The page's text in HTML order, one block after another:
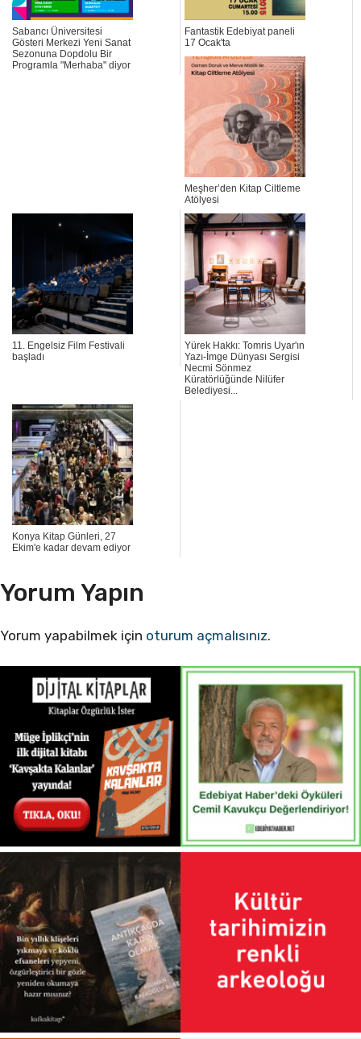
Sabancı Üniversitesi
Gösteri Merkezi Yeni Sanat
Sezonuna Dopdolu Bir
Programla "Merhaba" diyor
Fantastik Edebiyat paneli
17 Ocak'ta
Meşher’den Kitap Ciltleme
Atölyesi
11. Engelsiz Film Festivali
başladı
Yürek Hakkı: Tomris Uyar'ın
Yazı-İmge Dünyası Sergisi
Necmi Sönmez
Küratörlüğünde Nilüfer
Belediyesi...
Konya Kitap Günleri, 27
Ekim'e kadar devam ediyor
Yorum Yapın
Yorum yapabilmek için oturum açmalısınız.